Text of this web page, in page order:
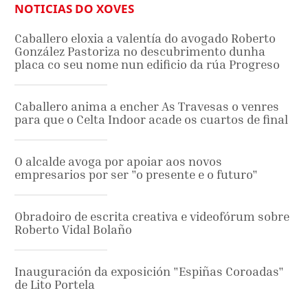
NOTICIAS DO XOVES
Caballero eloxia a valentía do avogado Roberto
González Pastoriza no descubrimento dunha
placa co seu nome nun edificio da rúa Progreso
Caballero anima a encher As Travesas o venres
para que o Celta Indoor acade os cuartos de final
O alcalde avoga por apoiar aos novos
empresarios por ser "o presente e o futuro"
Obradoiro de escrita creativa e videofórum sobre
Roberto Vidal Bolaño
Inauguración da exposición "Espiñas Coroadas"
de Lito Portela